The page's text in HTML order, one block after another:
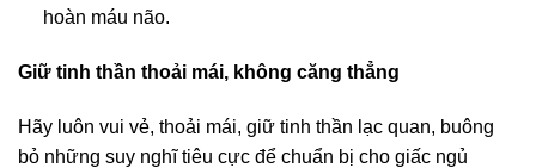
hoàn máu não.
Giữ tinh thần thoải mái, không căng thẳng
Hãy luôn vui vẻ, thoải mái, giữ tinh thần lạc quan, buông
bỏ những suy nghĩ tiêu cực để chuẩn bị cho giấc ngủ